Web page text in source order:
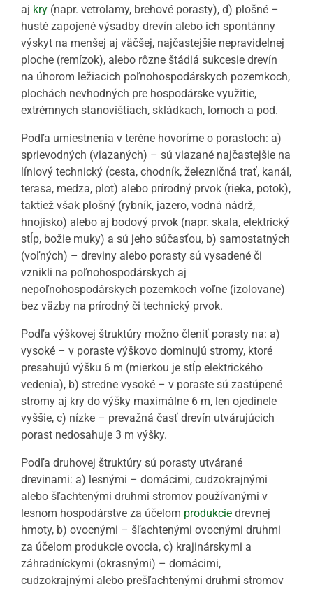
aj kry (napr. vetrolamy, brehové porasty), d) plošné –
husté zapojené výsadby drevín alebo ich spontánny
výskyt na menšej aj väčšej, najčastejšie nepravidelnej
ploche (remízok), alebo rôzne štádiá sukcesie drevín
na úhorom ležiacich poľnohospodárskych pozemkoch,
plochách nevhodných pre hospodárske využitie,
extrémnych stanovištiach, skládkach, lomoch a pod.
Podľa umiestnenia v teréne hovoríme o porastoch: a)
sprievodných (viazaných) – sú viazané najčastejšie na
líniový technický (cesta, chodník, železničná trať, kanál,
terasa, medza, plot) alebo prírodný prvok (rieka, potok),
taktiež však plošný (rybník, jazero, vodná nádrž,
hnojisko) alebo aj bodový prvok (napr. skala, elektrický
stĺp, božie muky) a sú jeho súčasťou, b) samostatných
(voľných) – dreviny alebo porasty sú vysadené či
vznikli na poľnohospodárskych aj
nepoľnohospodárskych pozemkoch voľne (izolovane)
bez väzby na prírodný či technický prvok.
Podľa výškovej štruktúry možno členiť porasty na: a)
vysoké – v poraste výškovo dominujú stromy, ktoré
presahujú výšku 6 m (mierkou je stĺp elektrického
vedenia), b) stredne vysoké – v poraste sú zastúpené
stromy aj kry do výšky maximálne 6 m, len ojedinele
vyššie, c) nízke – prevažná časť drevín utvárujúcich
porast nedosahuje 3 m výšky.
Podľa druhovej štruktúry sú porasty utvárané
drevinami: a) lesnými – domácimi, cudzokrajnými
alebo šľachtenými druhmi stromov používanými v
lesnom hospodárstve za účelom produkcie drevnej
hmoty, b) ovocnými – šľachtenými ovocnými druhmi
za účelom produkcie ovocia, c) krajinárskymi a
záhradníckymi (okrasnými) – domácimi,
cudzokrajnými alebo prešľachtenými druhmi stromov